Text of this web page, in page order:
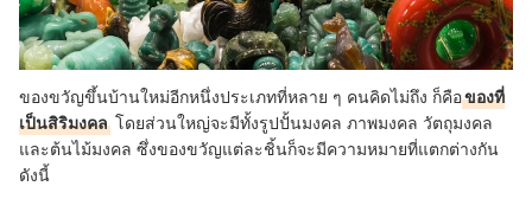
ของขวัญขึ้นบ้านใหม่อีกหนึ่งประเภทที่หลาย ๆ คนคิดไม่ถึง ก็คือของที่
เป็นสิริมงคล โดยส่วนใหญ่จะมีทั้งรูปปั้นมงคล ภาพมงคล วัตถุมงคล
และต้นไม้มงคล ซึ่งของขวัญแต่ละชิ้นก็จะมีความหมายที่แตกต่างกัน
ดังนี้